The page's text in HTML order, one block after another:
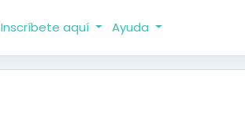
Inscríbete aquí Ayuda